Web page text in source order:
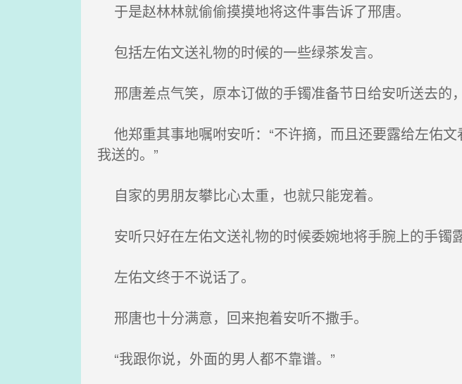
于是赵林林就偷偷摸摸地将这件事告诉了邢唐。
包括左佑文送礼物的时候的一些绿茶发言。
邢唐差点气笑，原本订做的手镯准备节日给安听送去的
他郑重其事地嘱咐安听：“不许摘，而且还要露给左佑
我送的。”
自家的男朋友攀比心太重，也就只能宠着。
安听只好在左佑文送礼物的时候委婉地将手腕上的手镯
左佑文终于不说话了。
邢唐也十分满意，回来抱着安听不撒手。
“我跟你说，外面的男人都不靠谱。”